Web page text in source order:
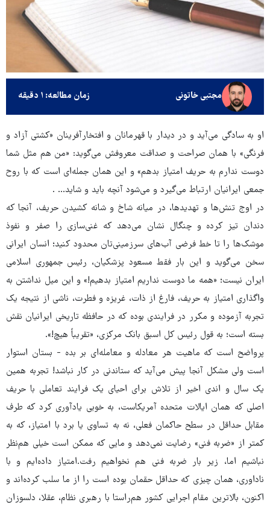
مجتبی خاتونی زمان مطالعه: ۱ دقیقه
او به سادگی می‌آید و در دیدار با قهرمانان و افتخارآفرینان «کشتی آزاد و
فرنگی» با همان صراحت و صداقت معروفش می‌گوید: «من هم مثل شما
دوست ندارم به حریف امتیاز بدهم» و این همان جمله‌ای است که با روح
جمعی ایرانیان ارتباط می‌گیرد و می‌شود آنچه باید و شاید... .
در اوج تنش‌ها و تهدیدها، در میانه شاخ ‌و شانه کشیدن حریف، آنجا که
دندان تیز کرده و چنگال نشان می‌دهد که غنی‌سازی را صفر و نفوذ
موشک‌ها را تا خط فرضی آب‌های سرزمینی‌تان محدود کنید؛ انسان ایرانی
سخن می‌گوید و این بار فقط مسعود پزشکیان، رئیس جمهوری اسلامی
ایران نیست؛ «همه ما دوست نداریم امتیاز بدهیم!» و این میل نداشتن به
واگذاری امتیاز به حریف، فارغ از ذات، غریزه و فطرت، ناشی از نتیجه یک
تجربه آزموده و مکرر در فرایندی بوده که در حافظه تاریخی ایرانیان نقش
بسته است؛ به قول رئیس کل اسبق بانک مرکزی، «تقریباً هیچ!».
پرواضح است که ماهیت هر معادله و معامله‌ای بر بده - بستان استوار
است ولی مشکل آنجا پیش می‌آید که ستاندنی در کار نباشد! تجربه همین
یک سال و اندی اخیر از تلاش برای احیای یک فرایند تعاملی با حریف
اصلی که همان ایالات متحده آمریکاست، به خوبی یادآوری کرد که طرف
مقابل حداقل در سطح حاکمان فعلی، نه به تساوی یا برد با امتیاز، که به
کمتر از «ضربه فنی» رضایت نمی‌دهد و مایی که ممکن است خیلی هم‌نظر
نباشیم اما، زیر بار ضربه فنی هم نخواهیم رفت.امتیاز داده‌ایم و با
ناداوری، همان چیزی که حداقل حقمان بوده است را از ما سلب کرده‌اند و
اکنون، بالاترین مقام اجرایی کشور هم‌راستا با رهبری نظام، عقلا، دلسوزان